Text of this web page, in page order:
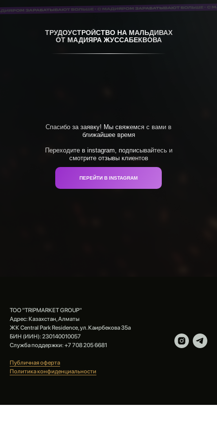
ТРУДОУСТРОЙСТВО НА МАЛЬДИВАХ
ОТ МАДИЯРА ЖУССАБЕКВОВА
Спасибо за заявку! Мы свяжемся с вами в
ближайшее время
Переходите в instagram, подписывайтесь и
смотрите отзывы клиентов
ПЕРЕЙТИ В INSTAGRAM
ТОО "TRIPMARKET GROUP"
Адрес: Казахстан, Алматы
ЖК Central Park Residence, ул. Каирбекова 35а
БИН (ИИН): 230140010057
Служба поддержки: +7 708 205 6681
Публичная оферта
Политика конфиденциальности